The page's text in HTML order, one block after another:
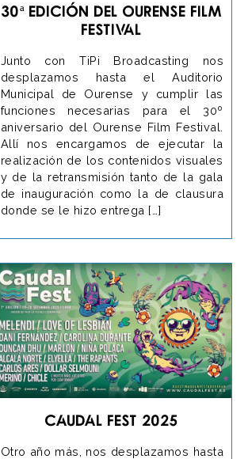
30ª Edición del Ourense Film
Festival
Junto con TiPi Broadcasting nos
desplazamos hasta el Auditorio
Municipal de Ourense y cumplir las
funciones necesarias para el 30º
aniversario del Ourense Film Festival.
Allí nos encargamos de ejecutar la
realización de los contenidos visuales
y de la retransmisión tanto de la gala
de inauguración como la de clausura
donde se le hizo entrega […]
Caudal Fest 2025
Otro año más, nos desplazamos hasta